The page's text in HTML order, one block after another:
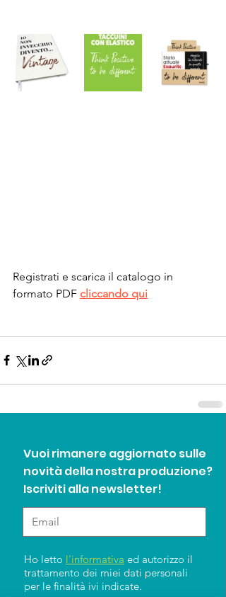
Registrati e scarica il catalogo in
formato PDF cliccando qui
Vuoi rimanere aggiornato sulle
novità della nostra produzione?
Iscriviti alla newsletter!
Ho letto l'informativa ed autorizzo il
trattamento dei miei dati personali
per le finalità ivi indicate.